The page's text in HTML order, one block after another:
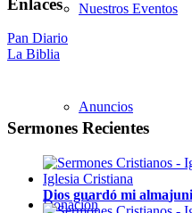
Nuestros Eventos
Anuncios
Donación
Pan Diario
La Biblia
Sermones Recientes
Dios guardó mi alma